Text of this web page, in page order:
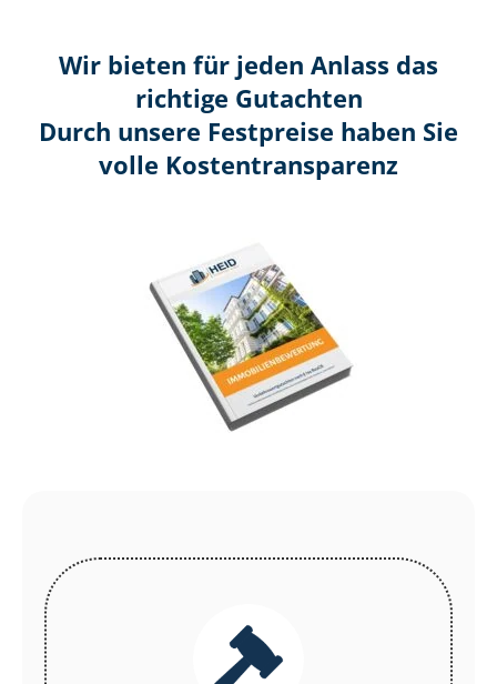
Wir bieten für jeden Anlass das
richtige Gutachten
Durch unsere Festpreise haben Sie
volle Kosten­transparenz